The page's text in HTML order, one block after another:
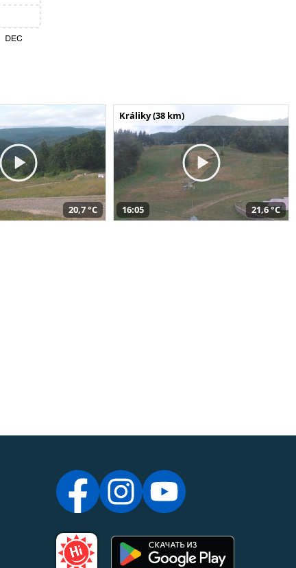
20,7 °C
Králiky (38 km)
16:05 21,6 °C